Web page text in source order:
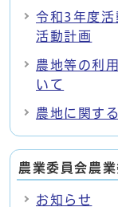
令和3年度
活動計画
農地等の利
いて
農地に関す
農業委員会農
お知らせ